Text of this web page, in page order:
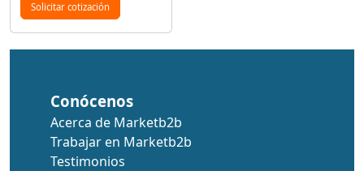
Solicitar cotización
Conócenos
Acerca de Marketb2b
Trabajar en Marketb2b
Testimonios